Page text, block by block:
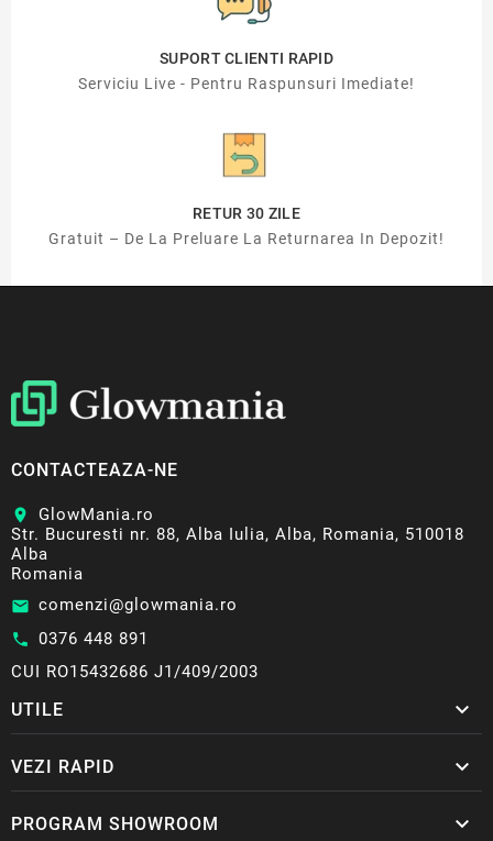
SUPORT CLIENTI RAPID
Serviciu Live - Pentru Raspunsuri Imediate!
RETUR 30 ZILE
Gratuit – De La Preluare La Returnarea In Depozit!
CONTACTEAZA-NE
location_on
GlowMania.ro
Str. Bucuresti nr. 88, Alba Iulia, Alba, Romania, 510018
Alba
Romania
email comenzi@glowmania.ro
call 0376 448 891
CUI RO15432686 J1/409/2003
UTILE 
VEZI RAPID 
PROGRAM SHOWROOM 